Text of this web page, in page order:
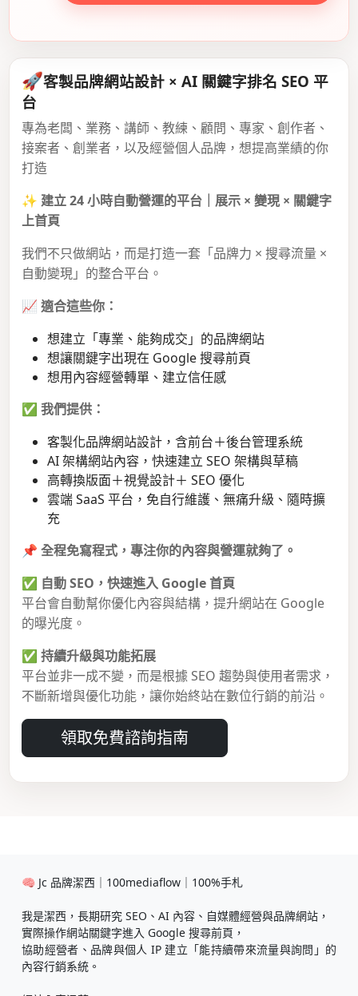
🚀客製品牌網站設計 × AI 關鍵字排名 SEO 平
台
專為老闆、業務、講師、教練、顧問、專家、創作者、
接案者、創業者，以及經營個人品牌，想提高業績的你
打造
✨ 建立 24 小時自動營運的平台｜展示 × 變現 × 關鍵字
上首頁
我們不只做網站，而是打造一套「品牌力 × 搜尋流量 ×
自動變現」的整合平台。
📈 適合這些你：
想建立「專業、能夠成交」的品牌網站
想讓關鍵字出現在 Google 搜尋前頁
想用內容經營轉單、建立信任感
✅ 我們提供：
客製化品牌網站設計，含前台＋後台管理系統
AI 架構網站內容，快速建立 SEO 架構與草稿
高轉換版面＋視覺設計＋ SEO 優化
雲端 SaaS 平台，免自行維護、無痛升級、隨時擴
充
📌 全程免寫程式，專注你的內容與營運就夠了。
✅ 自動 SEO，快速進入 Google 首頁
平台會自動幫你優化內容與結構，提升網站在 Google
的曝光度。
✅ 持續升級與功能拓展
平台並非一成不變，而是根據 SEO 趨勢與使用者需求，
不斷新增與優化功能，讓你始終站在數位行銷的前沿。
領取免費諮詢指南
🧠 Jc 品牌潔西｜100mediaflow｜100%手札
我是潔西，長期研究 SEO、AI 內容、自媒體經營與品牌網站，
實際操作網站關鍵字進入 Google 搜尋前頁，
協助經營者、品牌與個人 IP 建立「能持續帶來流量與詢問」的
內容行銷系統。